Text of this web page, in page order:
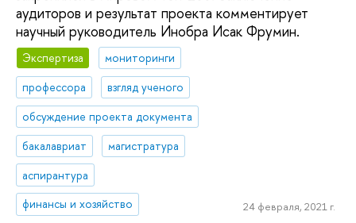
аудиторов и результат проекта комментирует
научный руководитель Инобра Исак Фрумин.
Экспертиза
мониторинги
профессора
взгляд ученого
обсуждение проекта документа
бакалавриат
магистратура
аспирантура
финансы и хозяйство
24 февраля, 2021 г.